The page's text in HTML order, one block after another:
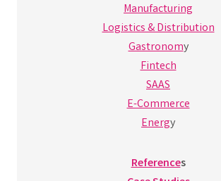
Manufacturing
Logistics & Distribution
Gastronomy
Fintech
SAAS
E-Commerce
Energy
References